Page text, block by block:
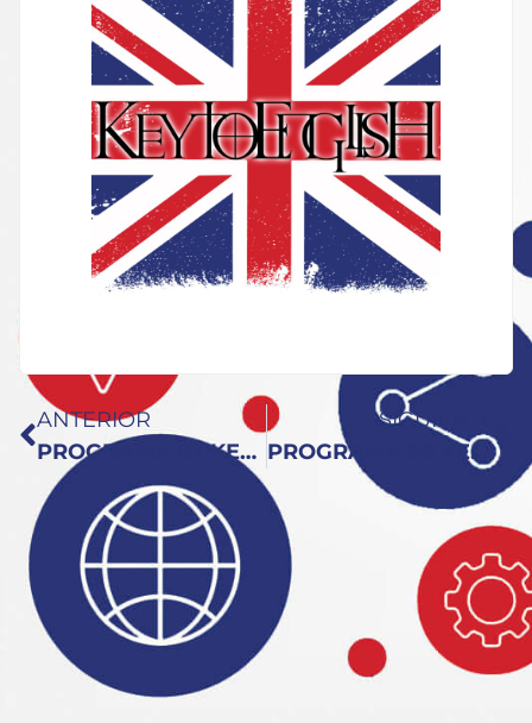
ANTERIOR
PROGRAMA 87 KEY TO ENGLISH: Hoy las JPOD21
SIGUIENTE
PROGRAMA 89 KEY TO ENGLISH: Ensalada con Lucy y Charlie Baxter